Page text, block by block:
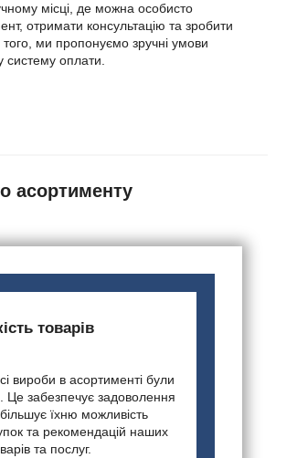
місці, де можна особисто
отримати консультацію та зробити
ми пропонуємо зручні умови
систему оплати.
асортименту
товарів
вироби в асортименті були
Це забезпечує задоволення
їхню можливість
та рекомендацій наших
та послуг.